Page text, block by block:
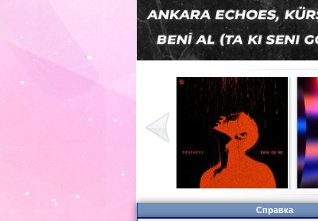
Справка